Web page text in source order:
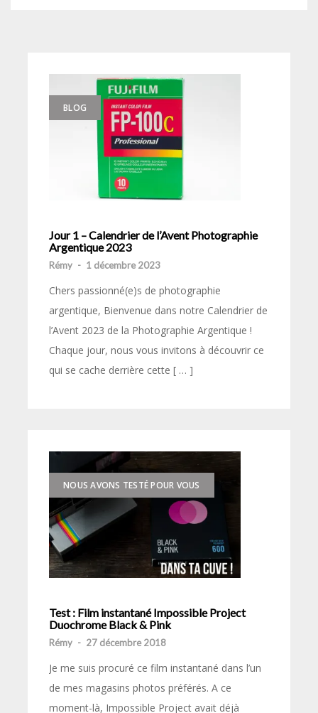
BLOG
Jour 1 – Calendrier de l’Avent Photographie
Argentique 2023
Rémy - 1 décembre 2023
Chers passionné(e)s de photographie
argentique, Bienvenue dans notre Calendrier de
l’Avent 2023 de la Photographie Argentique !
Chaque jour, nous vous invitons à découvrir ce
qui se cache derrière cette [ … ]
NOUS AVONS TESTÉ POUR VOUS
Test : Film instantané Impossible Project
Duochrome Black & Pink
Rémy - 27 décembre 2018
Je me suis procuré ce film instantané dans l’un
de mes magasins photos préférés. A ce
moment-là, Impossible Project avait déjà